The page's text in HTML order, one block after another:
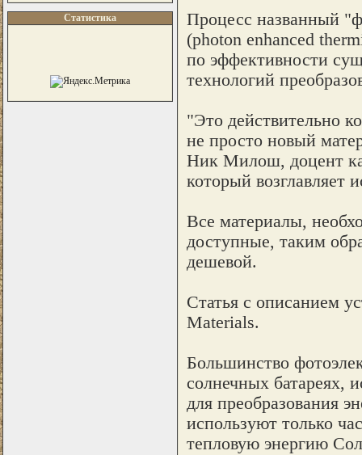
Статистика
Процесс названный
(photon enhanced
по эффективности
технологий
"Это действительно
не просто новый
Ник Милош, доцент
который возглавляет
Все материалы,
доступные, таким
дешевой.
Статья с описанием
Materials.
Большинство
солнечных батареях,
для преобразования
используют только
тепловую энергию